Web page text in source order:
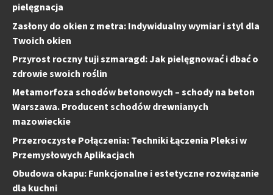
pielęgnacja
Zasłony do okien z metra: Indywidualny wymiar i styl dla
Twoich okien
Przyrost roczny tuji szmaragd: Jak pielęgnować i dbać o
zdrowie swoich roślin
Metamorfoza schodów betonowych – schody na beton
Warszawa. Producent schodów drewnianych
mazowieckie
Przezroczyste Połączenia: Techniki Łączenia Pleksi w
Przemysłowych Aplikacjach
Obudowa okapu: Funkcjonalne i estetyczne rozwiązanie
dla kuchni